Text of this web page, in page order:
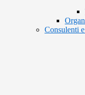
Consulenti